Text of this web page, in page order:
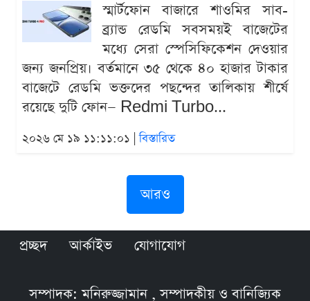
স্মার্টফোন বাজারে শাওমির সাব-
ব্র্যান্ড রেডমি সবসময়ই বাজেটের
মধ্যে সেরা স্পেসিফিকেশন দেওয়ার
জন্য জনপ্রিয়। বর্তমানে ৩৫ থেকে ৪০ হাজার টাকার
বাজেটে রেডমি ভক্তদের পছন্দের তালিকায় শীর্ষে
রয়েছে দুটি ফোন— Redmi Turbo...
২০২৬ মে ১৯ ১১:১১:০১ |বিস্তারিত
আরও
প্রচ্ছদ আর্কাইভ যোগাযোগ
সম্পাদক: মনিরুজ্জামান , সম্পাদকীয় ও বানিজ্যিক